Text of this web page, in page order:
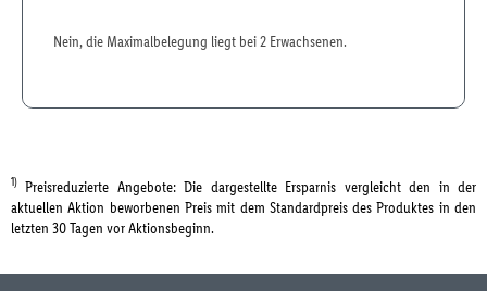
Nein, die Maximalbelegung liegt bei 2 Erwachsenen.
1) Preisreduzierte Angebote: Die dargestellte Ersparnis vergleicht den in der
aktuellen Aktion beworbenen Preis mit dem Standardpreis des Produktes in den
letzten 30 Tagen vor Aktionsbeginn.